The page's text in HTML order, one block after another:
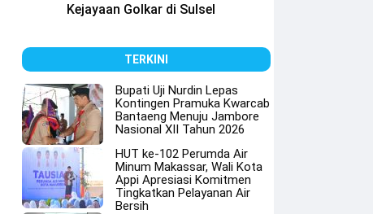
Kejayaan Golkar di Sulsel
TERKINI
Bupati Uji Nurdin Lepas
Kontingen Pramuka Kwarcab
Bantaeng Menuju Jambore
Nasional XII Tahun 2026
HUT ke-102 Perumda Air
Minum Makassar, Wali Kota
Appi Apresiasi Komitmen
Tingkatkan Pelayanan Air
Bersih